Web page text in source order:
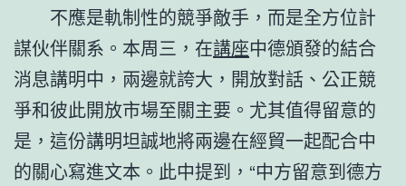
不應是軌制性的競爭敵手，而是全方位計
謀伙伴關系。本周三，在講座中德頒發的結合
消息講明中，兩邊就誇大，開放對話、公正競
爭和彼此開放市場至關主要。尤其值得留意的
是，這份講明坦誠地將兩邊在經貿一起配合中
的關心寫進文本。此中提到，“中方留意到德方